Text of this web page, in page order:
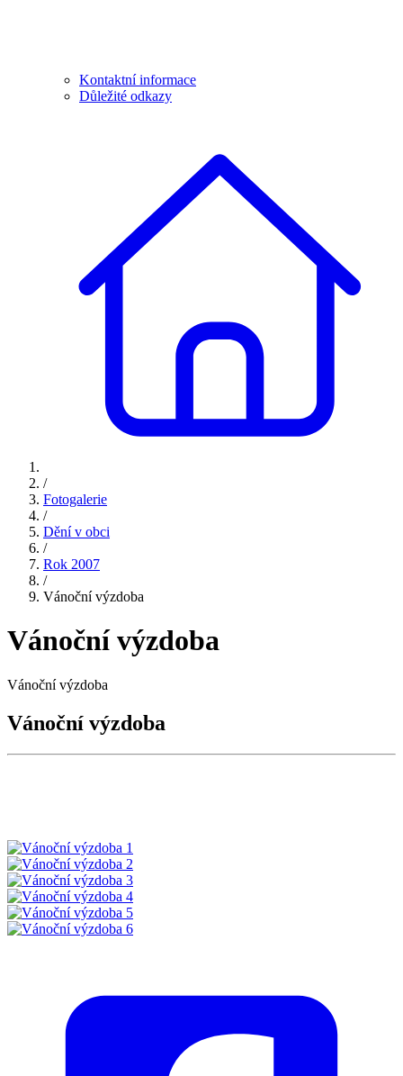
Kontaktní informace
Důležité odkazy
/
Fotogalerie
/
Dění v obci
/
Rok 2007
/
Vánoční výzdoba
Vánoční výzdoba
Vánoční výzdoba
Vánoční výzdoba